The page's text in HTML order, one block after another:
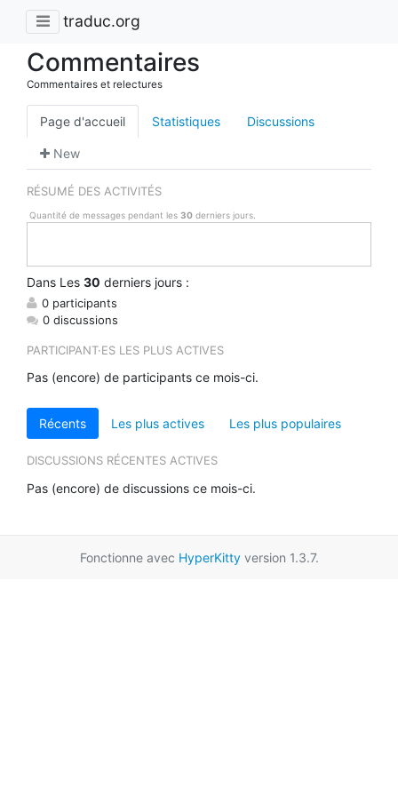
traduc.org
Commentaires
Commentaires et relectures
Page d'accueil Statistiques Discussions
New
RÉSUMÉ DES ACTIVITÉS
Quantité de messages pendant les 30derniers jours.
Dans Les 30 derniers jours :
0 participants
0 discussions
PARTICIPANT·ES LES PLUS ACTIVES
Pas (encore) de participants ce mois-ci.
Récents Les plus actives Les plus populaires
DISCUSSIONS RÉCENTES ACTIVES
Pas (encore) de discussions ce mois-ci.
Fonctionne avec HyperKittyversion 1.3.7.